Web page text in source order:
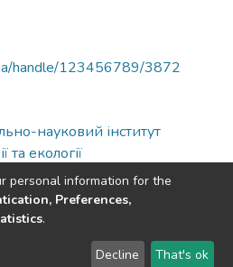
handle/123456789/3872
науковий інститут
та екології
© 2002-2026 LYRASIS
personal information for the
Preferences,
.
Decline That's ok